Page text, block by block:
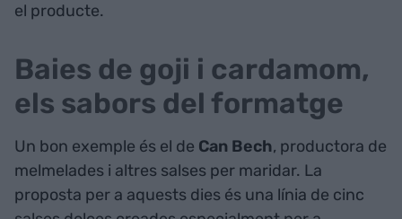
el producte.
Baies de goji i cardamom,
els sabors del formatge
Un bon exemple és el de Can Bech, productora de
melmelades i altres salses per maridar. La
proposta per a aquests dies és una línia de cinc